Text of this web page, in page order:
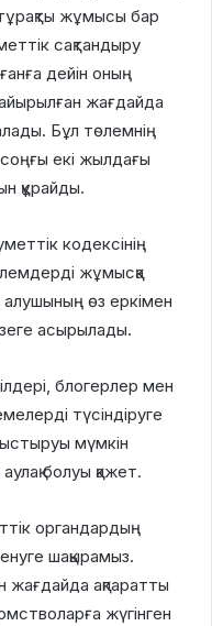
жұмысы бар
сақтандыру
дейін оның
жағдайда
Бұл төлемнің
соңғы екі жылдағы
құрайды.
кодексінің
жұмысқа
өз еркімен
асырылады.
блогерлер мен
түсіндіруге
мүмкін
болуы қажет.
органдардың
шақырамыз.
жағдайда ақпаратты
жүгінген